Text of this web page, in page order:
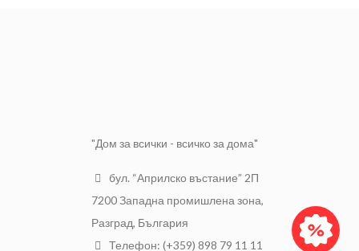
"Дом за всички - всичко за дома"
бул. “Априлско въстание” 2П
7200 Западна промишлена зона,
Разград, България
Телефон: (+359) 898 79 11 11